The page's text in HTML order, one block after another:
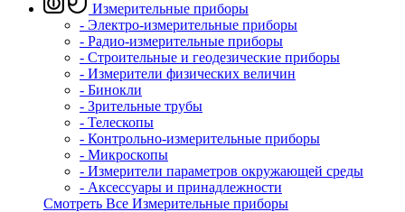
Измерительные приборы
- Электро-измерительные приборы
- Радио-измерительные приборы
- Строительные и геодезические приборы
- Измерители физических величин
- Бинокли
- Зрительные трубы
- Телескопы
- Контрольно-измерительные приборы
- Микроскопы
- Измерители параметров окружающей среды
- Аксессуары и принадлежности
Смотреть Все Измерительные приборы